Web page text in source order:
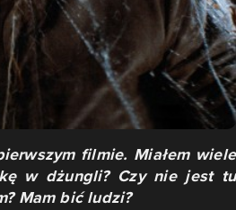
filmie. Miałem wiele
w dżungli? Czy nie jest tu
Mam bić ludzi?